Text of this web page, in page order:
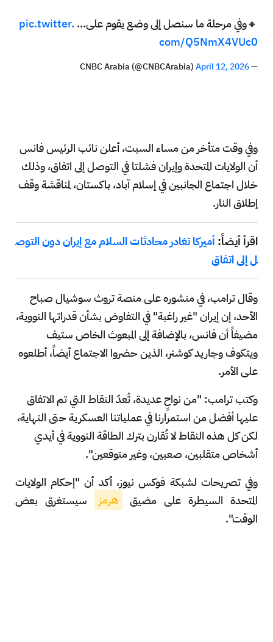
🔸وفي مرحلة ما سنصل إلى وضع يقوم على… pic.twitter.
com/Q5NmX4VUc0
— CNBC Arabia (@CNBCArabia)
April 12, 2026
وفي وقت متأخر من مساء السبت، أعلن نائب الرئيس فانس
أن الولايات المتحدة وإيران فشلتا في التوصل إلى اتفاق، وذلك
خلال اجتماع الجانبين في إسلام آباد، باكستان، لمناقشة وقف
إطلاق النار.
اقرأ أيضاً:أميركا تغادر محادثات السلام مع إيران دون التوص
ل إلى اتفاق
وقال ترامب، في منشوره على منصة تروث سوشيال صباح
الأحد، إن إيران "غير راغبة" في التفاوض بشأن قدراتها النووية،
مضيفاً أن فانس، بالإضافة إلى المبعوث الخاص ستيف
ويتكوف وجاريد كوشنر، الذين حضروا الاجتماع أيضاً، أطلعوه
على الأمر.
وكتب ترامب: "من نواحٍ عديدة، تُعدّ النقاط التي تم الاتفاق
عليها أفضل من استمرارنا في عملياتنا العسكرية حتى النهاية،
لكن كل هذه النقاط لا تُقارن بترك الطاقة النووية في أيدي
أشخاص متقلبين، صعبين، وغير متوقعين".
وفي تصريحات لشبكة فوكس نيوز، أكد أن "إحكام الولايات
المتحدة ⁠السيطرة ​على ​مضيق ⁠
هرمز
​سيستغرق بعض
الوقت".